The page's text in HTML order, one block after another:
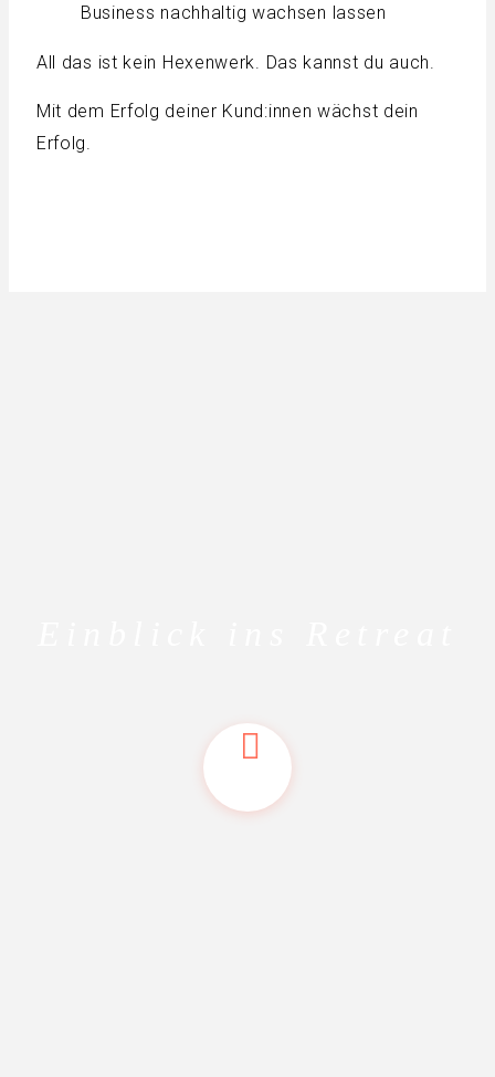
Business nachhaltig wachsen lassen
All das ist kein Hexenwerk. Das kannst du auch.
Mit dem Erfolg deiner Kund:innen wächst dein
Erfolg.